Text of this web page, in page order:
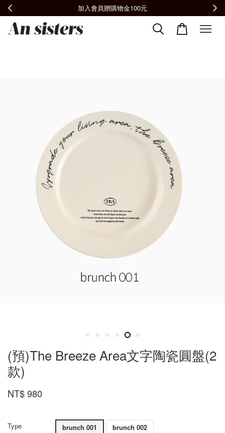
全館滿2000免運📦
(預)The Breeze Area文字陶瓷圓盤(2
款)
NT$ 980
Type brunch 001 brunch 002